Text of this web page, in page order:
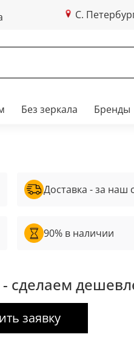
С.
Без зеркала Бренды
Доставка - за наш
90% в наличии
сделаем
заявку